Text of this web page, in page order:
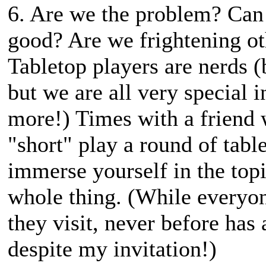
6. Are we the problem?
good? Are we frightening
Tabletop players are nerds
but we are all very special
more!) Times with a friend
"short" play a round of
immerse yourself in the
whole thing. (While
they visit, never before has
despite my invitation!)